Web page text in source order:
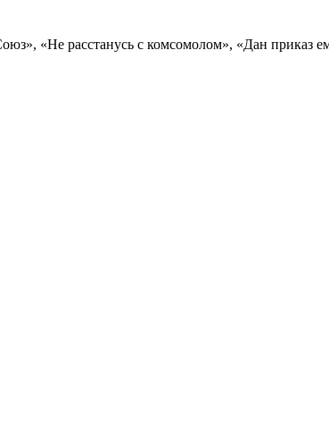
«Не расстанусь с комсомолом», «Дан приказ